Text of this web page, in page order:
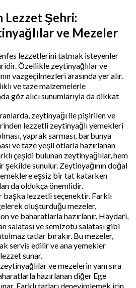
Lezzet Şehri:
ve Mezeler
lezzetlerini tatmak isteyenler
Özellikle zeytinyağlılar ve
vazgeçilmezleri arasında yer alır.
ve taze malzemelerle
göz alıcı sunumlarıyla da dikkat
zeytinyağı ile pişirilen ve
lezzetli zeytinyağlı yemekleri
yaprak sarması, barbunya
ve taze yeşil otlarla hazırlanan
çeşidi bulunan zeytinyağlılar, hem
sunulur. Zeytinyağının doğal
eşsiz bir tat katarken
da oldukça önemlidir.
başka lezzetli seçenektir. Farklı
oluşturduğu mezeler,
ve baharatlarla hazırlanır. Haydari,
salatası ve semizotu salatası gibi
tatlar bırakır. Bu mezeler,
servis edilir ve ana yemekler
sunar.
ve mezelerin yanı sıra
hazırlanan diğer Ege
Farklı tatları deneyimlemek için